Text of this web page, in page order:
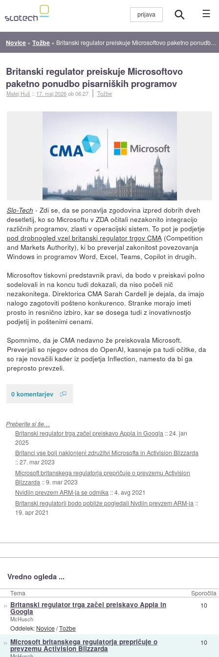
☰
Novice »Tožbe » Britanski regulator preiskuje Microsoftovo paketno ponudbo pisarniških programov
Britanski regulator preiskuje Microsoftovo
paketno ponudbo pisarniških programov
Matej Huš :: 17. maj 2026ob 06:27 Tožbe
Slo-Tech - Zdi se, da se ponavlja zgodovina izpred dobrih dveh
desetletij, ko so Microsoftu v ZDA očitali nezakonito integracijo
različnih programov, zlasti v operacijski sistem. To pot je podjetje
pod drobnogled vzel britanski regulator trgov CMA(Competition
and Markets Authority), ki bo preverjal zakonitost povezovanja
Windows in programov Word, Excel, Teams, Copilot in drugih.
Microsoftov tiskovni predstavnik pravi, da bodo v preiskavi polno
sodelovali in na koncu tudi dokazali, da niso počeli nič
nezakonitega. Direktorica CMA Sarah Cardell je dejala, da imajo
nalogo zagotoviti pošteno konkurenco. Stranke morajo imeti
prosto in resnično izbiro, kar se dosega tudi z inovativnostjo
podjetij in poštenimi cenami.
Spomnimo, da je CMA nedavno že preiskovala Microsoft.
Preverjali so njegov odnos do OpenAI, kasneje pa tudi očitke, da
so raje novačili kader iz podjetja Inflection, namesto da bi ga
preprosto prevzeli.
0 komentarjev
Preberite si še…
Britanski regulator trga začel preiskavo Appla in Googla ::24. jan
2025
Britanci vse bolj naklonjeni združitvi Microsofta in Activision Blizzarda
::27. mar 2023
Microsoft britanskega regulatorja prepričuje o prevzemu Activision
Blizzarda ::9. mar 2023
Nvidiin prevzem ARM-ja se odmika ::4. avg 2021
Britanski regulatorji bodo pobliže pogledali Nvdiin prevzem ARM-ja ::
19. apr 2021
Vredno ogleda ...
Tema Sporočila
» Britanski regulator trga začel preiskavo Appla in
Googla
McHusch
Oddelek: Novice/Tožbe
10
» Microsoft britanskega regulatorja prepričuje o
prevzemu Activision Blizzarda
10